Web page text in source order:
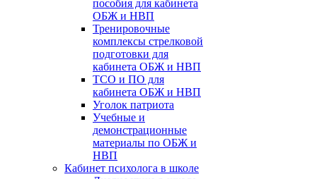
пособия для кабинета
ОБЖ и НВП
Тренировочные
комплексы стрелковой
подготовки для
кабинета ОБЖ и НВП
ТСО и ПО для
кабинета ОБЖ и НВП
Уголок патриота
Учебные и
демонстрационные
материалы по ОБЖ и
НВП
Кабинет психолога в школе